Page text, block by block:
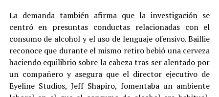
La demanda también afirma que la investigación se
centró en presuntas conductas relacionadas con el
consumo de alcohol y el uso de lenguaje ofensivo. Baillie
reconoce que durante el mismo retiro bebió una cerveza
haciendo equilibrio sobre la cabeza tras ser alentado por
un compañero y asegura que el director ejecutivo de
Eyeline Studios, Jeff Shapiro, fomentaba un ambiente